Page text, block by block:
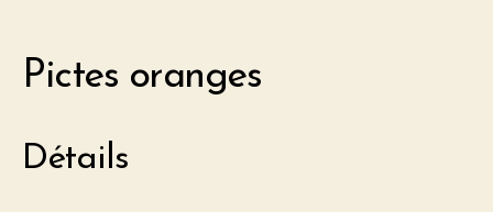
Pictes oranges
Détails